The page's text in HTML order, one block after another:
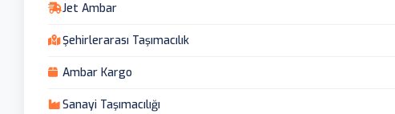
Jet Ambar
Şehirlerarası Taşımacılık
Ambar Kargo
Sanayi Taşımacılığı